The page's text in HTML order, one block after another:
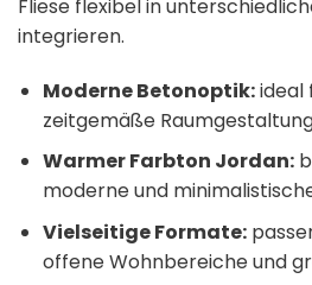
Fliese flexibel in
integrieren.
Moderne Betonoptik:ideal
zeitgemäße
Warmer Farbton Jordan:
moderne und
Vielseitige Formate:
offene Wohnbereiche und